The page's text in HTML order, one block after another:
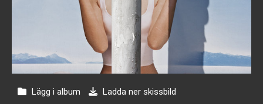
Lägg i album Ladda ner skissbild